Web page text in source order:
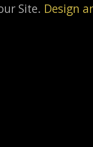
Site. Design